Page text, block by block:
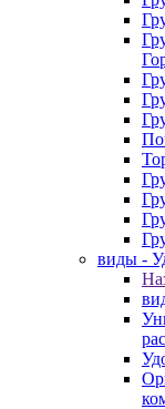
виды -